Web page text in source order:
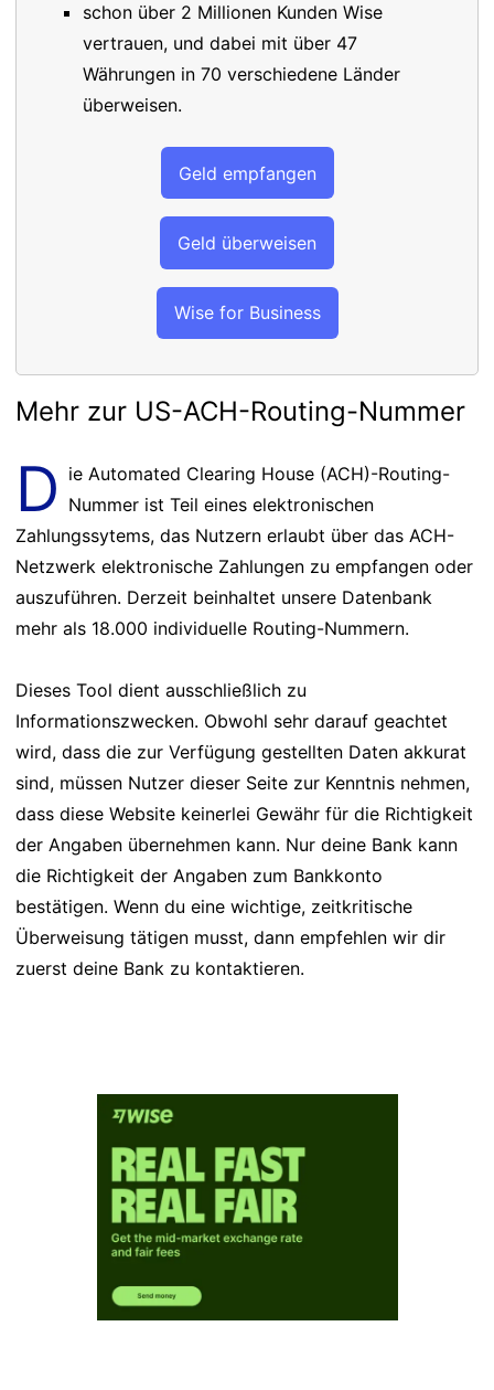
schon über 2 Millionen Kunden Wise
vertrauen, und dabei mit über 47
Währungen in 70 verschiedene Länder
überweisen.
Geld empfangen
Geld überweisen
Wise for Business
Mehr zur US-ACH-Routing-Nummer
D ie Automated Clearing House (ACH)-Routing-
Nummer ist Teil eines elektronischen
Zahlungssytems, das Nutzern erlaubt über das ACH-
Netzwerk elektronische Zahlungen zu empfangen oder
auszuführen. Derzeit beinhaltet unsere Datenbank
mehr als 18.000 individuelle Routing-Nummern.
Dieses Tool dient ausschließlich zu
Informationszwecken. Obwohl sehr darauf geachtet
wird, dass die zur Verfügung gestellten Daten akkurat
sind, müssen Nutzer dieser Seite zur Kenntnis nehmen,
dass diese Website keinerlei Gewähr für die Richtigkeit
der Angaben übernehmen kann. Nur deine Bank kann
die Richtigkeit der Angaben zum Bankkonto
bestätigen. Wenn du eine wichtige, zeitkritische
Überweisung tätigen musst, dann empfehlen wir dir
zuerst deine Bank zu kontaktieren.